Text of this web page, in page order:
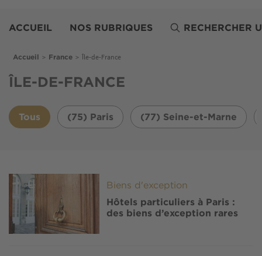
contenu
Demeures
ACCUEIL NOS RUBRIQUES RECHERCHER
Fil d'Ariane
Accueil > France > Île-de-France
ÎLE-DE-FRANCE
Tous (75) Paris (77) Seine-et-Marne
Image
Biens d'exception
Hôtels particuliers à Paris :
des biens d’exception rares